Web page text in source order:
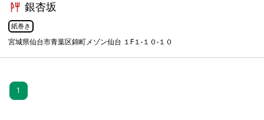
銀杏坂
紙巻き
宮城県仙台市青葉区錦町メゾン仙台 １F１-１０-１０
1